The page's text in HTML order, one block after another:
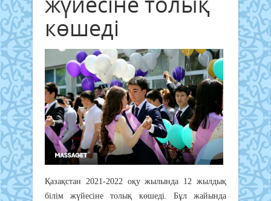
көшеді
Қазақстан 2021-2022 оқу жылында 12 жылдық
білім жүйесіне толық көшеді. Бұл жайында